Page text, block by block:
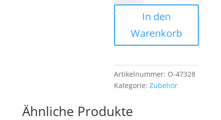
für
Schreibmappen
(schmale
Form)
In den
Warenkorb
t
e
n
i
v
Artikelnummer: O-47328
Kategorie:Zubehör
Ähnliche Produkte